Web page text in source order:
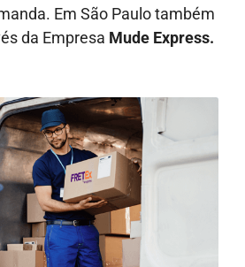
Em São Paulo também
da Empresa Mude Express.